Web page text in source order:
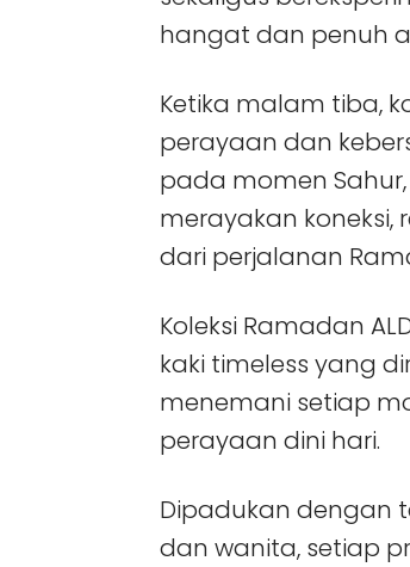
hangat dan penuh
Ketika malam tiba,
perayaan dan
pada momen
merayakan koneksi,
dari perjalanan
Koleksi Ramadan
kaki timeless yang
menemani setiap
perayaan dini hari.
Dipadukan dengan
dan wanita, setiap